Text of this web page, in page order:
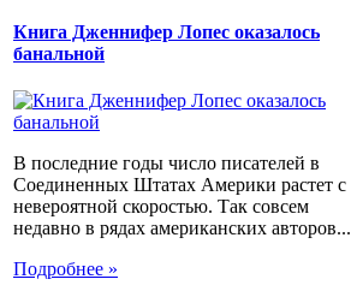
Книга Дженнифер Лопес оказалось
банальной
В последние годы число писателей в
Соединенных Штатах Америки растет с
невероятной скоростью. Так совсем
недавно в рядах американских авторов...
Подробнее »